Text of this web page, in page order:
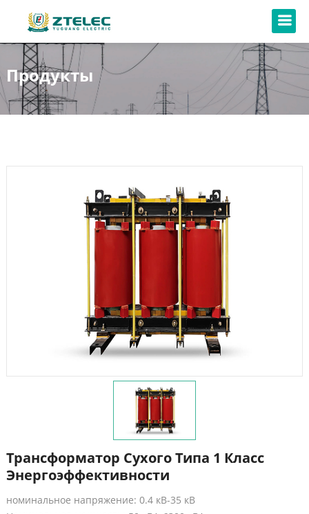
Продукты
Трансформатор Сухого Типа 1 Класс
Энергоэффективности
номинальное напряжение: 0.4 кВ-35 кВ